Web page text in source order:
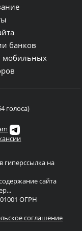
банков
мобильных
голоса)
гиперссылка на
сайта
ОГРН
соглашение